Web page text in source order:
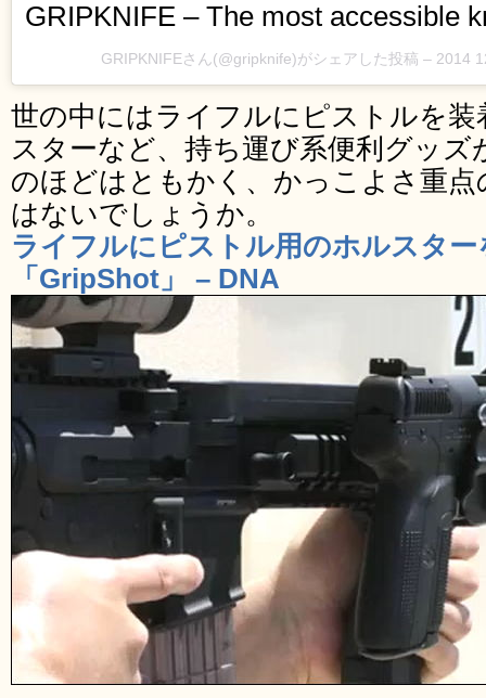
GRIPKNIFE – The most accessible
GRIPKNIFEさん(@gripknife)がシェアした投稿 – 2014
世の中にはライフルにピストルを
スターなど、持ち運び系便利グッズ
のほどはともかく、かっこよさ重
はないでしょうか。
ライフルにピストル用のホルスタ
「GripShot」 – DNA